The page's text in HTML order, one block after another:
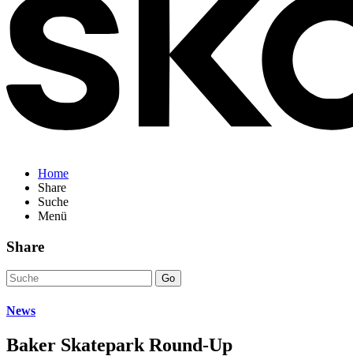
Home
Share
Suche
Menü
Share
Go
News
Baker Skatepark Round-Up